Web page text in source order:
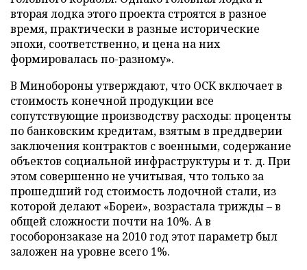
вторая лодка этого проекта строятся в разное
время, практически в разные исторические
эпохи, соответственно, и цена на них
формировалась по-разному».
В Минобороны утверждают, что ОСК включает в
стоимость конечной продукции все
сопутствующие производству расходы: проценты
по банковским кредитам, взятым в преддверии
заключения контрактов с военными, содержание
объектов социальной инфраструктуры и т. д. При
этом совершенно не учитывая, что только за
прошедший год стоимость лодочной стали, из
которой делают «Бореи», возрастала трижды – в
общей сложности почти на 10%. А в
гособоронзаказе на 2010 год этот параметр был
заложен на уровне всего 1%.